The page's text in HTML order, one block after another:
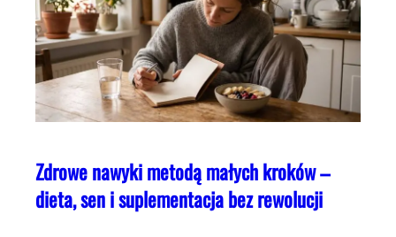
Zdrowe nawyki metodą małych kroków –
dieta, sen i suplementacja bez rewolucji